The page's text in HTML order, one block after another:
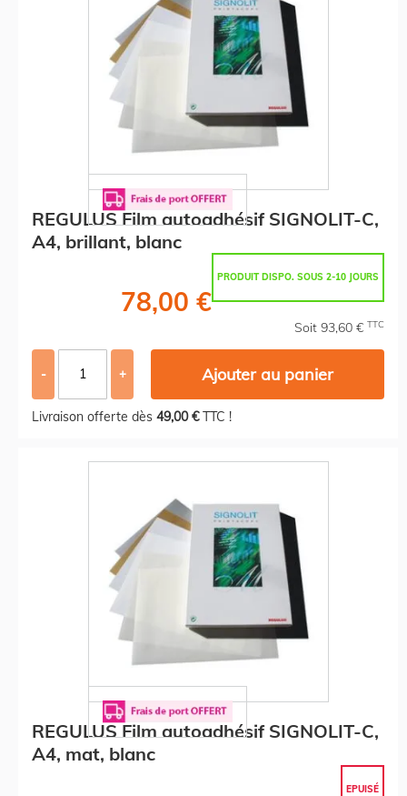
REGULUS Film autoadhésif SIGNOLIT-C,
A4, brillant, blanc
PRODUIT DISPO. SOUS 2-10 JOURS
78,00 €
Soit 93,60 € TTC
- + Ajouter au panier
Livraison offerte dès 49,00 €TTC !
REGULUS Film autoadhésif SIGNOLIT-C,
A4, mat, blanc
EPUISÉ